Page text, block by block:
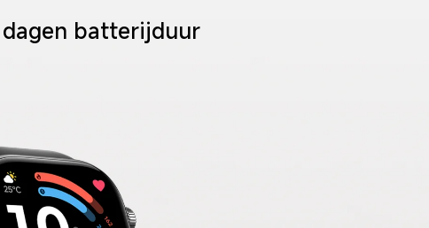
dagen batterijduur